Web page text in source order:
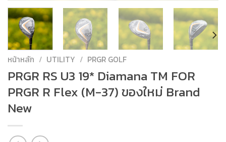
หน้าหลัก / UTILITY / PRGR GOLF
PRGR RS U3 19* Diamana TM FOR
PRGR R Flex (M-37) ของใหม่ Brand
New